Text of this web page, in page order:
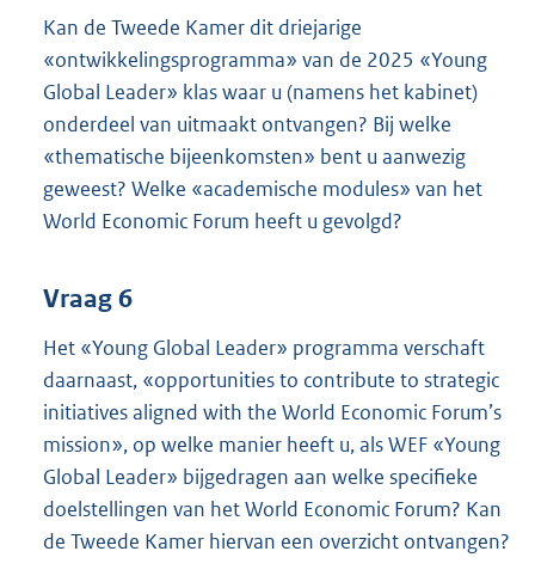
Kan de Tweede Kamer dit driejarige
«ontwikkelingsprogramma» van de 2025 «Young
Global Leader» klas waar u (namens het kabinet)
onderdeel van uitmaakt ontvangen? Bij welke
«thematische bijeenkomsten» bent u aanwezig
geweest? Welke «academische modules» van het
World Economic Forum heeft u gevolgd?
Vraag 6
Het «Young Global Leader» programma verschaft
daarnaast, «opportunities to contribute to strategic
initiatives aligned with the World Economic Forum’s
mission», op welke manier heeft u, als WEF «Young
Global Leader» bijgedragen aan welke specifieke
doelstellingen van het World Economic Forum? Kan
de Tweede Kamer hiervan een overzicht ontvangen?